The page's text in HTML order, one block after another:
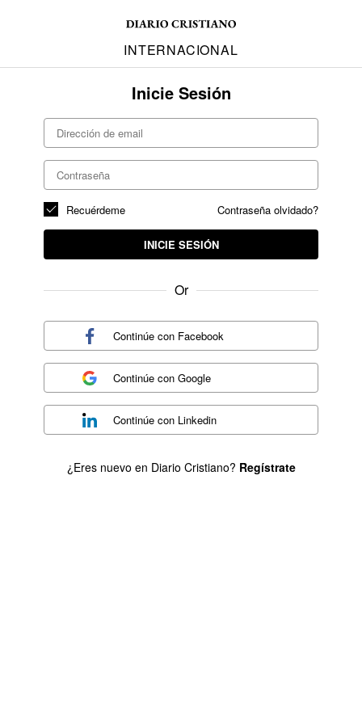
INTERNACIONAL
Inicie Sesión
Contraseña olvidado?
Recuérdeme
INICIE SESIÓN
Or
Continúe con Facebook
Continúe conGoogle
Continúe con Linkedin
¿Eres nuevo en Diario Cristiano? Regístrate